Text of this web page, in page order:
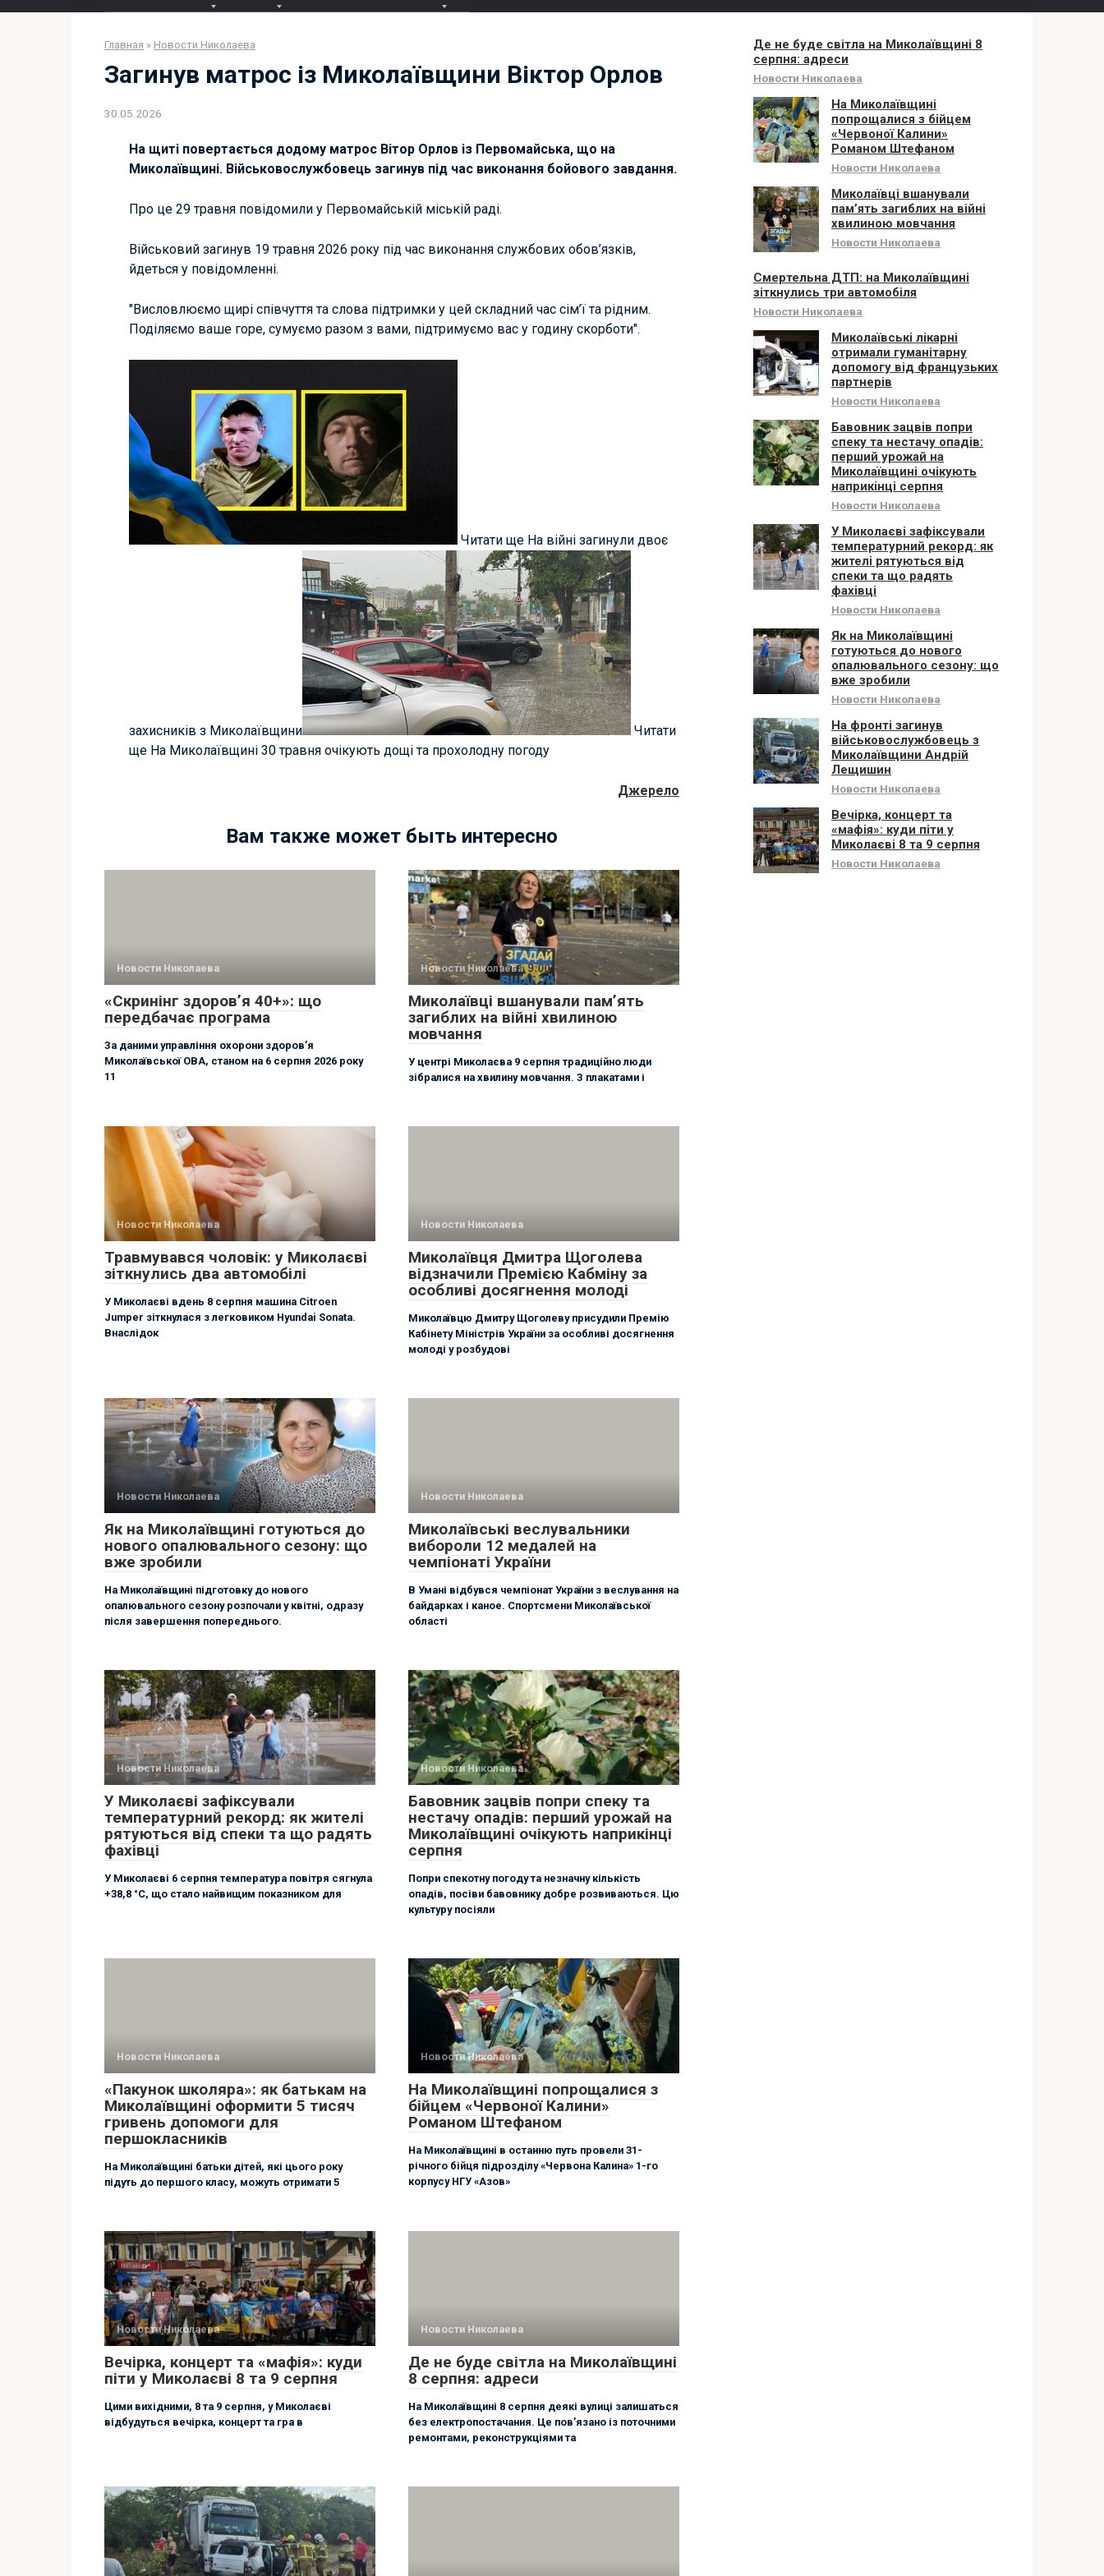
Главная » Новости Николаева
Загинув матрос із Миколаївщини Віктор Орлов
30.05.2026
На щиті повертається додому матрос Вітор Орлов із Первомайська, що на
Миколаївщині. Військовослужбовець загинув під час виконання бойового завдання.
Про це 29 травня повідомили у Первомайській міській раді.
Військовий загинув 19 травня 2026 року під час виконання службових обов’язків,
йдеться у повідомленні.
"Висловлюємо щирі співчуття та слова підтримки у цей складний час сім’ї та рідним.
Поділяємо ваше горе, сумуємо разом з вами, підтримуємо вас у годину скорботи".
Читати ще На війні загинули двоє
захисників з Миколаївщини
Читати
ще На Миколаївщині 30 травня очікують дощі та прохолодну погоду
Джерело
Вам также может быть интересно
Новости Николаева
«Скринінг здоров’я 40+»: що
передбачає програма
За даними управління охорони здоровʼя
Миколаївської ОВА, станом на 6 серпня 2026 року
11
Новости Николаева
Миколаївці вшанували памʼять
загиблих на війні хвилиною
мовчання
У центрі Миколаєва 9 серпня традиційно люди
зібралися на хвилину мовчання. З плакатами і
Новости Николаева
Травмувався чоловік: у Миколаєві
зіткнулись два автомобілі
У Миколаєві вдень 8 серпня машина Citroen
Jumper зіткнулася з легковиком Hyundai Sonata.
Внаслідок
Новости Николаева
Миколаївця Дмитра Щоголева
відзначили Премією Кабміну за
особливі досягнення молоді
Миколаївцю Дмитру Щоголеву присудили Премію
Кабінету Міністрів України за особливі досягнення
молоді у розбудові
Новости Николаева
Як на Миколаївщині готуються до
нового опалювального сезону: що
вже зробили
На Миколаївщині підготовку до нового
опалювального сезону розпочали у квітні, одразу
після завершення попереднього.
Новости Николаева
Миколаївські веслувальники
вибороли 12 медалей на
чемпіонаті України
В Умані відбувся чемпіонат України з веслування на
байдарках і каное. Спортсмени Миколаївської
області
Новости Николаева
У Миколаєві зафіксували
температурний рекорд: як жителі
рятуються від спеки та що радять
фахівці
У Миколаєві 6 серпня температура повітря сягнула
+38,8 °C, що стало найвищим показником для
Новости Николаева
Бавовник зацвів попри спеку та
нестачу опадів: перший урожай на
Миколаївщині очікують наприкінці
серпня
Попри спекотну погоду та незначну кількість
опадів, посіви бавовнику добре розвиваються. Цю
культуру посіяли
Новости Николаева
«Пакунок школяра»: як батькам на
Миколаївщині оформити 5 тисяч
гривень допомоги для
першокласників
На Миколаївщині батьки дітей, які цього року
підуть до першого класу, можуть отримати 5
Новости Николаева
На Миколаївщині попрощалися з
бійцем «Червоної Калини»
Романом Штефаном
На Миколаївщині в останню путь провели 31-
річного бійця підрозділу «Червона Калина» 1-го
корпусу НГУ «Азов»
Новости Николаева
Вечірка, концерт та «мафія»: куди
піти у Миколаєві 8 та 9 серпня
Цими вихідними, 8 та 9 серпня, у Миколаєві
відбудуться вечірка, концерт та гра в
Новости Николаева
Де не буде світла на Миколаївщині
8 серпня: адреси
На Миколаївщині 8 серпня деякі вулиці залишаться
без електропостачання. Це пов’язано із поточними
ремонтами, реконструкціями та
Де не буде світла на Миколаївщині 8
серпня: адреси
Новости Николаева
На Миколаївщині
попрощалися з бійцем
«Червоної Калини»
Романом Штефаном
Новости Николаева
Миколаївці вшанували
памʼять загиблих на війні
хвилиною мовчання
Новости Николаева
Смертельна ДТП: на Миколаївщині
зіткнулись три автомобіля
Новости Николаева
Миколаївські лікарні
отримали гуманітарну
допомогу від французьких
партнерів
Новости Николаева
Бавовник зацвів попри
спеку та нестачу опадів:
перший урожай на
Миколаївщині очікують
наприкінці серпня
Новости Николаева
У Миколаєві зафіксували
температурний рекорд: як
жителі рятуються від
спеки та що радять
фахівці
Новости Николаева
Як на Миколаївщині
готуються до нового
опалювального сезону: що
вже зробили
Новости Николаева
На фронті загинув
військовослужбовець з
Миколаївщини Андрій
Лещишин
Новости Николаева
Вечірка, концерт та
«мафія»: куди піти у
Миколаєві 8 та 9 серпня
Новости Николаева